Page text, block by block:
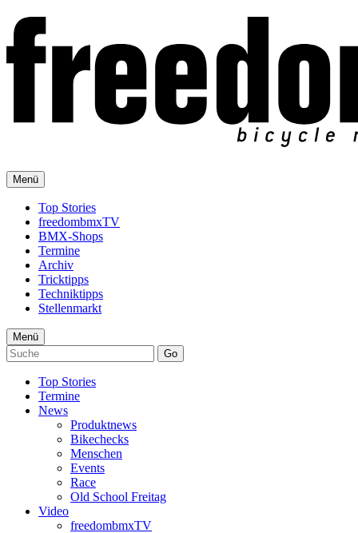
Menü
Top Stories
freedombmxTV
BMX-Shops
Termine
Archiv
Tricktipps
Techniktipps
Stellenmarkt
Menü
Go
Top Stories
Termine
News
Produktnews
Bikechecks
Menschen
Events
Race
Old School Freitag
Video
freedombmxTV